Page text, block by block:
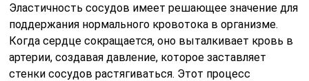
Эластичность сосудов имеет решающее значение для
поддержания нормального кровотока в организме.
Когда сердце сокращается, оно выталкивает кровь в
артерии, создавая давление, которое заставляет
стенки сосудов растягиваться. Этот процесс